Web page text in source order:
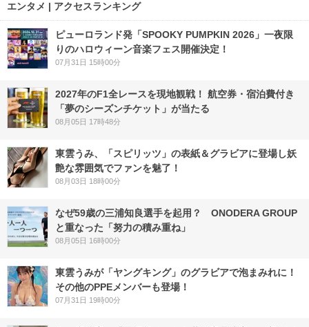
エンタメ | アクセスランキング
ピューロランド発「SPOOKY PUMPKIN 2026」一夜限
りのハロウィーン音楽フェス開催決定！
07月31日 15時00分
2027年のF1全レースを現地観戦！ 航空券・宿泊費付き
「夢のシーズンチケット」が当たる
08月05日 17時48分
東雲うみ、「スピリッツ」の表紙＆グラビアに登場し妖
艶な雰囲気でファンを魅了！
08月03日 18時00分
なぜ59歳の三浦知良選手を起用？ ONODERA GROUP
と重なった「努力の積み重ね」
08月05日 16時00分
東雲うみが「ヤングキング」のグラビアで泡まみれに！
その他のPPEメンバーも登場！
07月31日 19時00分